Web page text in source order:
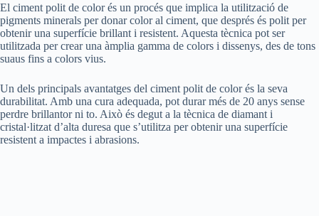
El ciment polit de color és un procés que implica la utilització de
pigments minerals per donar color al ciment, que després és polit per
obtenir una superfície brillant i resistent. Aquesta tècnica pot ser
utilitzada per crear una àmplia gamma de colors i dissenys, des de tons
suaus fins a colors vius.
Un dels principals avantatges del ciment polit de color és la seva
durabilitat. Amb una cura adequada, pot durar més de 20 anys sense
perdre brillantor ni to. Això és degut a la tècnica de diamant i
cristal·litzat d’alta duresa que s’utilitza per obtenir una superfície
resistent a impactes i abrasions.